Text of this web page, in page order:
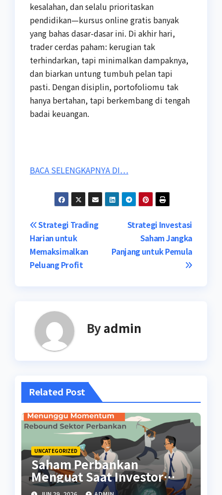
kesalahan, dan selalu prioritaskan
pendidikan—kursus online gratis banyak
yang bahas dasar-dasar ini. Di akhir hari,
trader cerdas paham: kerugian tak
terhindarkan, tapi minimalkan dampaknya,
dan biarkan untung tumbuh pelan tapi
pasti. Dengan disiplin, portofoliomu tak
hanya bertahan, tapi berkembang di tengah
badai keuangan.
BACA SELENGKAPNYA DI…
Post
navigation
Strategi Investasi
Saham Jangka
Panjang untuk Pemula
Strategi Trading
Harian untuk
Memaksimalkan
Peluang Profit
Byadmin
Related Post
UNCATEGORIZED
Saham Perbankan
Menguat Saat Investor
Kembali Aktif